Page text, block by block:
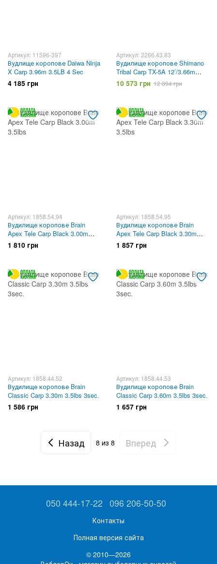
Артикул: 11596-397
Вудлище коропове Daiwa Ninja
X Carp 3.96m 3.5LB 4 Sec
4 185 грн
Артикул: 2266.43.83
Вудилище коропове Shimano
Tribal Carp TX-5A 12’/3.66m
3.25lb - 2sec.
10 573 грн 12 894 грн
Артикул: 1858.54.94
Вудилище коропове Brain
Apex Tele Carp Black 3.00m
3.5lbs
1 810 грн
Артикул: 1858.54.95
Вудилище коропове Brain
Apex Tele Carp Black 3.30m
3.5lbs
1 857 грн
Артикул: 1858.44.52
Вудилище коропове Brain
Classic Carp 3.30m 3.5lbs 3sec.
1 586 грн
Артикул: 1858.44.53
Вудилище коропове Brain
Classic Carp 3.60m 3.5lbs 3sec.
1 657 грн
Назад 8 из 8 Вперед
050 444-17-22 096 206-50-50
Контакты
Полная версия сайта
© 2010—2026